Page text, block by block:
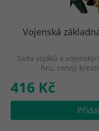
Vojenská
Sada vojáků a
hru, rozvíjí
416 Kč